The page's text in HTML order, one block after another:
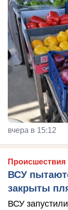
вчера в 15:12
Происшествия
ВСУ
закрыты
ВСУ